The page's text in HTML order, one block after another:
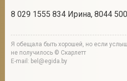
8 029 1555 834 Ирина, 8044
Я обещала быть хорошей, но если
не получилось © Скарлетт
E-mail: bel@egida.by